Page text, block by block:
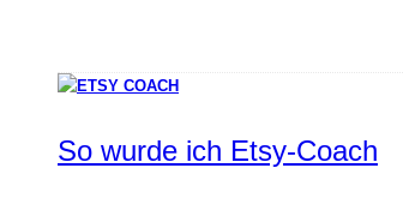
So wurde ich Etsy-Coach